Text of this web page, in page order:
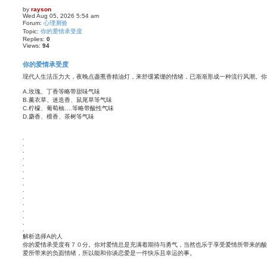
by rayson
Wed Aug 05, 2026 5:54 am
Forum: 心理测验
Topic: 你的爱情承受度
Replies: 0
Views: 94
你的爱情承受度
现代人生活压力大，夜晚点盏熏香精油灯，来舒缓紧绷的情绪，已渐渐形成一种流行风潮。
A.玫瑰、丁香等略带甜味气味
B.薰衣草、迷迭香、鼠尾草等气味
C.柠檬、葡萄柚….等略带酸性气味
D.麝香、檀香、茶树等气味
解析选择A的人
你的爱情承受度有７０分。你对爱情总是充满着期待与勇气，当然也乐于享受爱情所带来的
爱所带来的负面情绪，所以能和你谈恋爱是一件快乐且幸运的事。